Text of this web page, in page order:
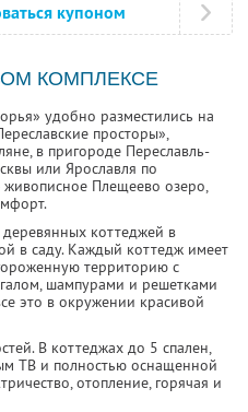
купоном
КОМПЛЕКСЕ
удобно разместились на
просторы»,
в пригороде Переславль-
или Ярославля по
Плещеево озеро,
деревянных коттеджей в
в саду. Каждый коттедж имеет
территорию с
шампурами и решетками
это в окружении красивой
В коттеджах до 5 спален,
ТВ и полностью оснащенной
отопление, горячая и